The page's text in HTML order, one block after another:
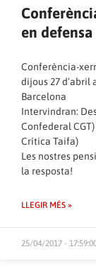
en
Conferència-
dijous 27 d’abril
Barcelona
Intervindran:
Confederal
Crítica Taifa)
Les nostres
la resposta!
LLEGIR MÉS »
25/04/2017 -